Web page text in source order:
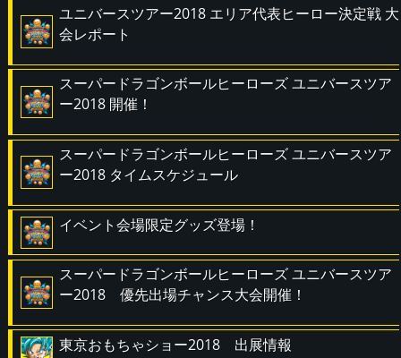
ユニバースツアー2018 エリア代表ヒーロー決定戦 大
会レポート
スーパードラゴンボールヒーローズ ユニバースツア
ー2018 開催！
スーパードラゴンボールヒーローズ ユニバースツア
ー2018 タイムスケジュール
イベント会場限定グッズ登場！
スーパードラゴンボールヒーローズ ユニバースツア
ー2018 優先出場チャンス大会開催！
東京おもちゃショー2018 出展情報